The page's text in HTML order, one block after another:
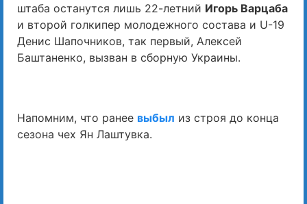
штаба останутся лишь 22-летний Игорь Варцаба
и второй голкипер молодежного состава и U-19
Денис Шапочников, так первый, Алексей
Баштаненко, вызван в сборную Украины.
Напомним, что ранее выбыл из строя до конца
сезона чех Ян Лаштувка.